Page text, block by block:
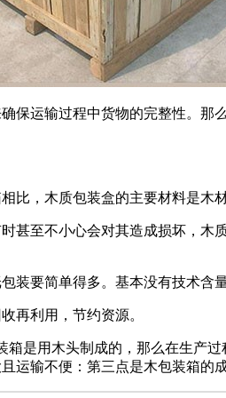
保运输过程中货物的完整性。
，木质包装盒的主要材料是木
甚至不小心会对其造成损坏，
要简单得多。基本没有技术含
再利用，节约资源。
是用木头制成的，那么在生产
输不便：第三点是木包装箱的